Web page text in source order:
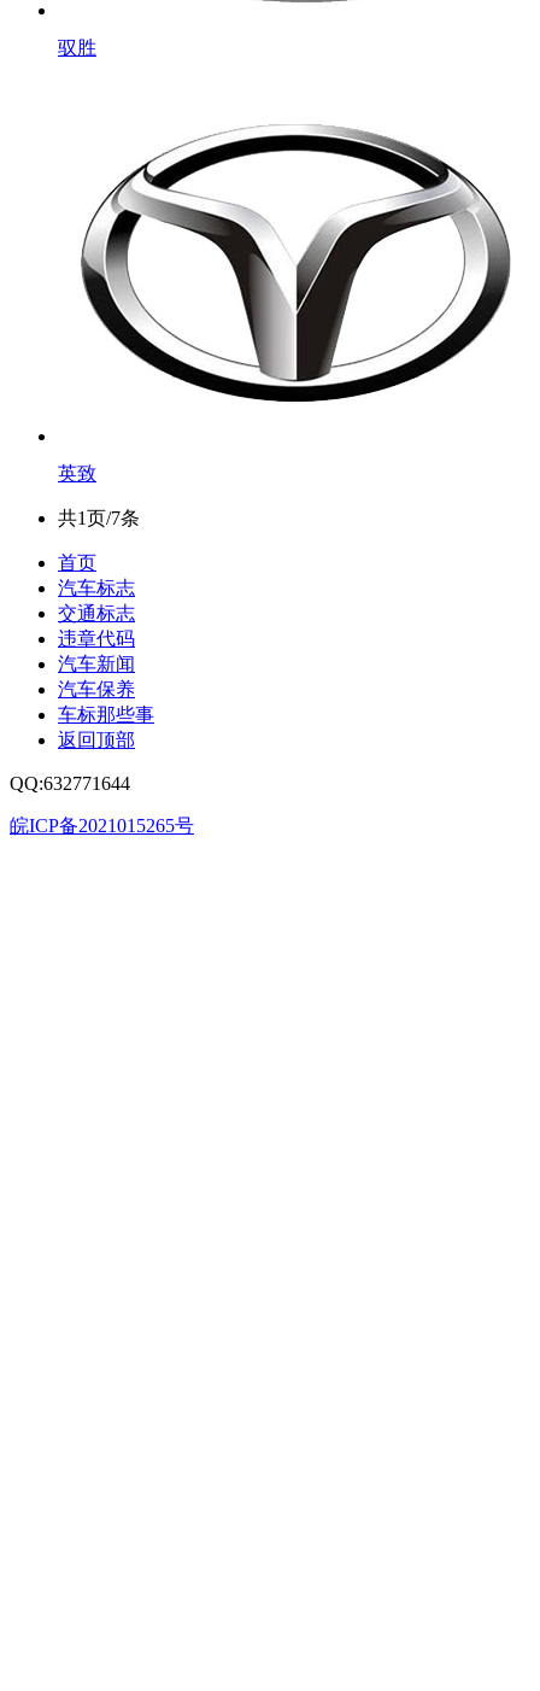
驭胜
英致
共1页/7条
首页
汽车标志
交通标志
违章代码
汽车新闻
汽车保养
车标那些事
返回顶部
QQ:632771644
皖ICP备2021015265号